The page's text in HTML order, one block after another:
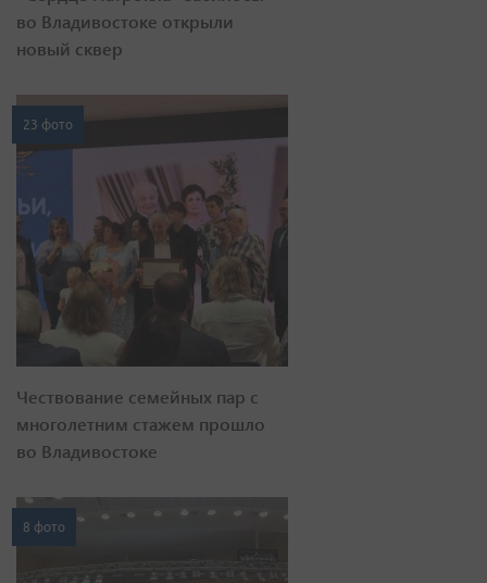
во Владивостоке открыли
новый сквер
23 фото
Чествование семейных пар с
многолетним стажем прошло
во Владивостоке
8 фото